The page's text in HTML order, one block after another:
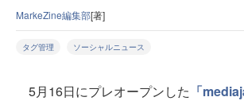
MarkeZine編集部[著]
タグ管理 ソーシャルニュース
5月16日にプレオープンした 「